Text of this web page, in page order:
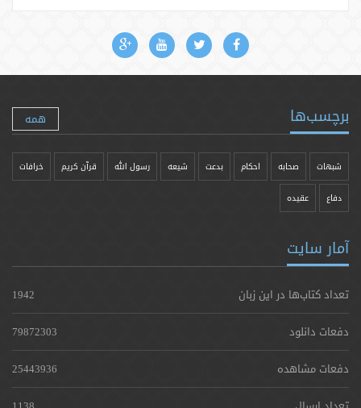
برچسب‌ها همه
شبهات صحابه احکام بدعت شیعه رسول الله قرآن کریم خرافات
دفاع عقیده
آمار سایت
تعداد کتاب‌ها در این زبان
1942
دفعات دانلود
79872303
دفعات مشاهده
25443936